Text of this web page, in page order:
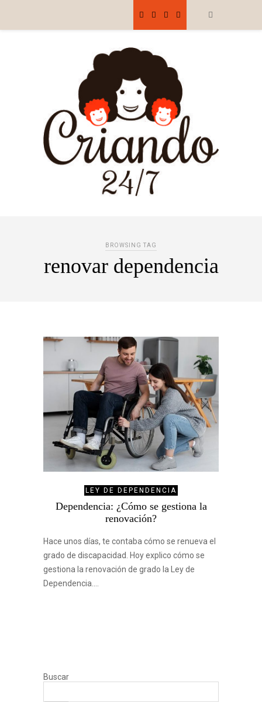
BROWSING TAG
renovar dependencia
LEY DE DEPENDENCIA
Dependencia: ¿Cómo se gestiona la
renovación?
Hace unos días, te contaba cómo se renueva el
grado de discapacidad. Hoy explico cómo se
gestiona la renovación de grado la Ley de
Dependencia.…
Buscar